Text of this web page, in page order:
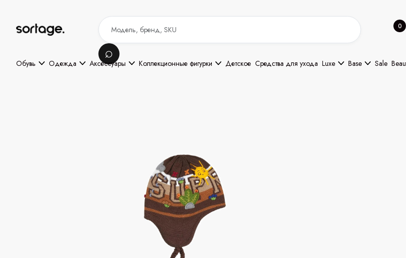
0
Обувь Одежда Аксессуары Коллекционные фигурки Детское Средства для ухода Luxe Base Sale